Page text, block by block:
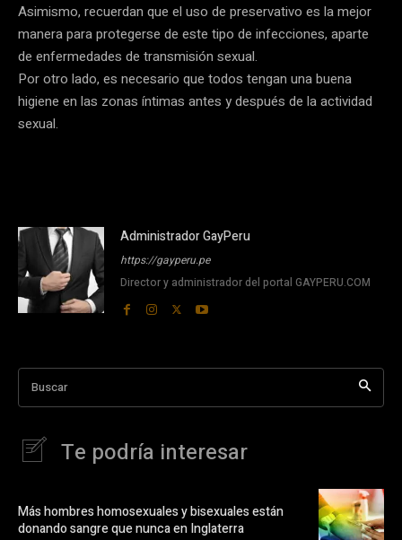
Asimismo, recuerdan que el uso de preservativo es la mejor
manera para protegerse de este tipo de infecciones, aparte
de enfermedades de transmisión sexual.
Por otro lado, es necesario que todos tengan una buena
higiene en las zonas íntimas antes y después de la actividad
sexual.
Administrador GayPeru
https://gayperu.pe
Director y administrador del portal GAYPERU.COM
Buscar
Te podría interesar
Más hombres homosexuales y bisexuales están
donando sangre que nunca en Inglaterra